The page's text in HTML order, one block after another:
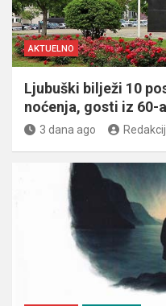
AKTUELNO
Ljubuški bilježi 10
noćenja, gosti iz 60-
3 dana ago